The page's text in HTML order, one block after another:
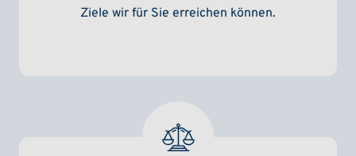
Ziele wir für Sie erreichen können.